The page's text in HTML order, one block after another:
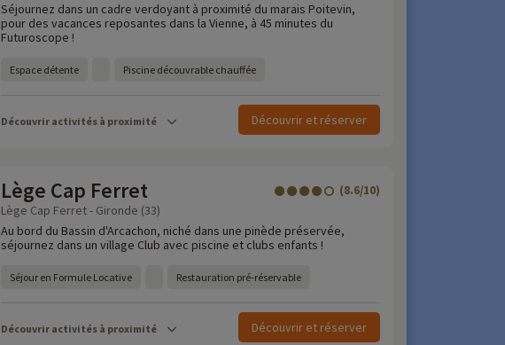
Séjournez dans un cadre verdoyant à proximité du marais Poitevin,
pour des vacances reposantes dans la Vienne, à 45 minutes du
Futuroscope !
Espace détente Piscine découvrable chauffée
Découvrir activités à proximité Découvrir et réserver
Lège Cap Ferret (8.6/10)
Lège Cap Ferret - Gironde (33)
Au bord du Bassin d'Arcachon, niché dans une pinède préservée,
séjournez dans un village Club avec piscine et clubs enfants !
Séjour en Formule Locative Restauration pré-réservable
Découvrir activités à proximité Découvrir et réserver